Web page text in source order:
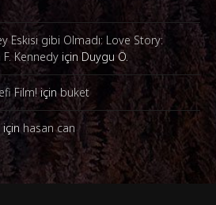
Eskisi gibi Olmadı: Love Story:
Kennedy için Duygu Ö.
Film!içinbuket
içinhasan can